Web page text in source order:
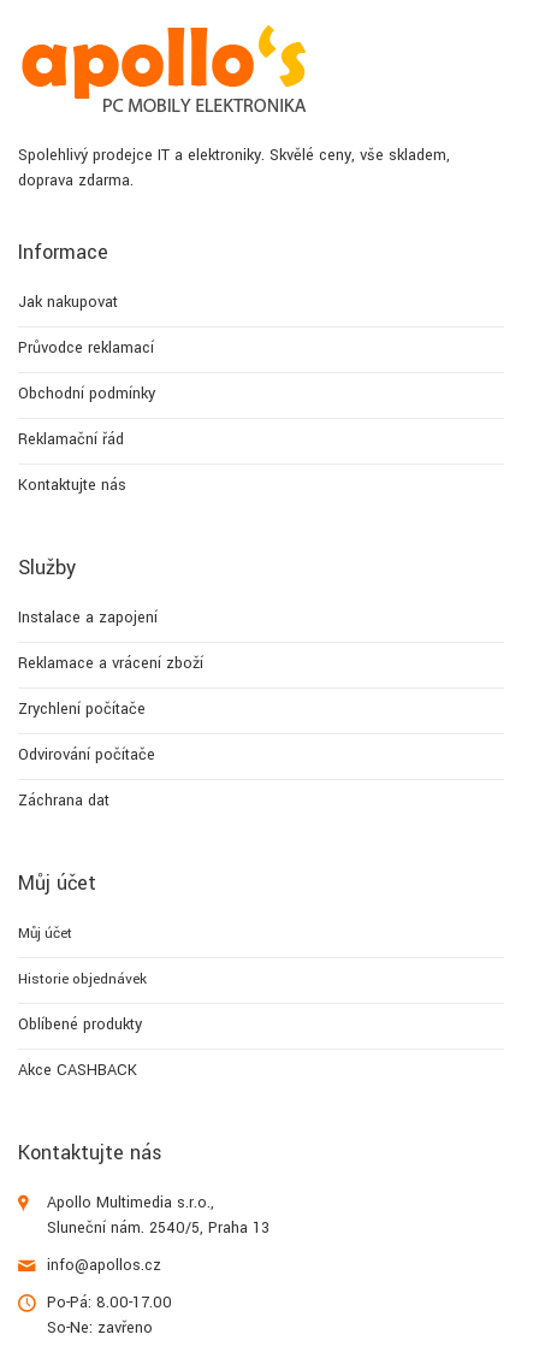
Spolehlivý prodejce IT a elektroniky. Skvělé ceny, vše skladem,
doprava zdarma.
Informace
Jak nakupovat
Průvodce reklamací
Obchodní podmínky
Reklamační řád
Kontaktujte nás
Služby
Instalace a zapojení
Reklamace a vrácení zboží
Zrychlení počítače
Odvirování počítače
Záchrana dat
Můj účet
Můj účet
Historie objednávek
Oblíbené produkty
Akce CASHBACK
Kontaktujte nás
Apollo Multimedia s.r.o.,
Sluneční nám. 2540/5, Praha 13
info@apollos.cz
Po-Pá: 8.00-17.00
So-Ne: zavřeno